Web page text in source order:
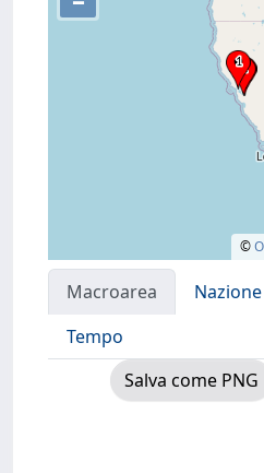
©
Macroarea Nazione
Tempo
Salva come PNG